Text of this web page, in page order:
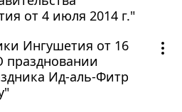
от 4 июля 2014 г."
Ингушетия от 16
праздновании
Ид-аль-Фитр